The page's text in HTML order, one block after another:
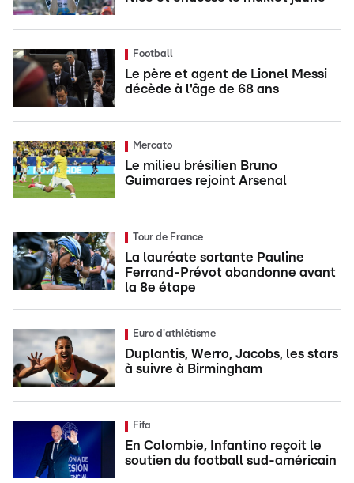
Football
Le père et agent de Lionel Messi
décède à l'âge de 68 ans
Mercato
Le milieu brésilien Bruno
Guimaraes rejoint Arsenal
Tour de France
La lauréate sortante Pauline
Ferrand-Prévot abandonne avant
la 8e étape
Euro d'athlétisme
Duplantis, Werro, Jacobs, les stars
à suivre à Birmingham
Fifa
En Colombie, Infantino reçoit le
soutien du football sud-américain